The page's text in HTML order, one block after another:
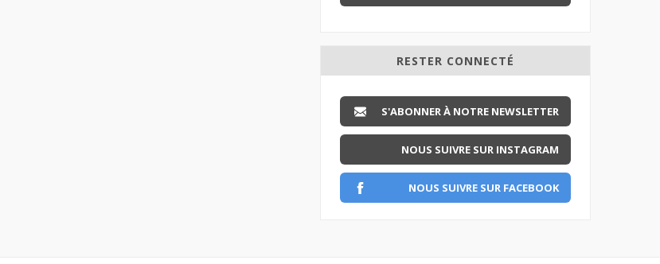
RESTER CONNECTÉ
S'ABONNER À NOTRE NEWSLETTER
NOUS SUIVRE SUR INSTAGRAM
NOUS SUIVRE SUR FACEBOOK